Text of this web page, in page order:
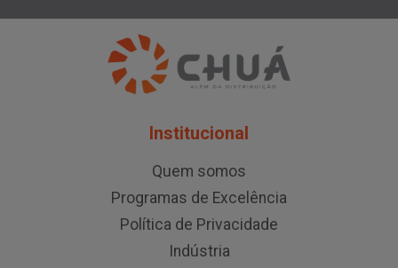
Institucional
Quem somos
Programas de Excelência
Política de Privacidade
Indústria